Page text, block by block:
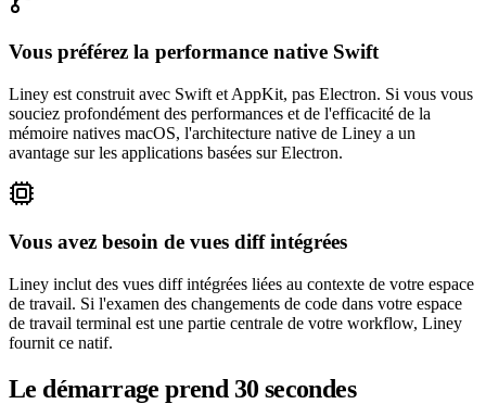
Vous préférez la performance native Swift
Liney est construit avec Swift et AppKit, pas Electron. Si vous vous
souciez profondément des performances et de l'efficacité de la
mémoire natives macOS, l'architecture native de Liney a un
avantage sur les applications basées sur Electron.
Vous avez besoin de vues diff intégrées
Liney inclut des vues diff intégrées liées au contexte de votre espace
de travail. Si l'examen des changements de code dans votre espace
de travail terminal est une partie centrale de votre workflow, Liney
fournit ce natif.
Le démarrage prend 30 secondes